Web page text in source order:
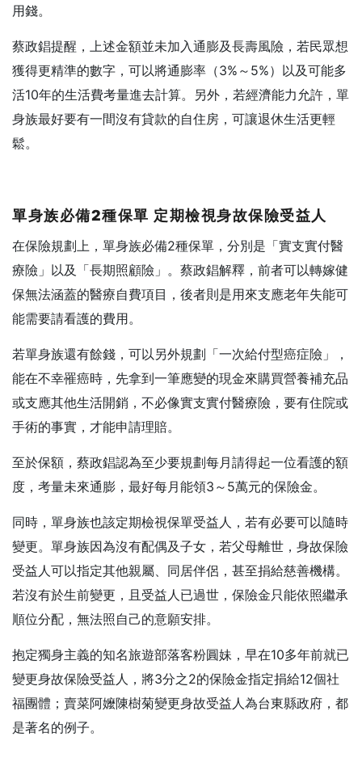
用錢。
蔡政錩提醒，上述金額並未加入通膨及長壽風險，若民眾想
獲得更精準的數字，可以將通膨率（3%～5%）以及可能多
活10年的生活費考量進去計算。另外，若經濟能力允許，單
身族最好要有一間沒有貸款的自住房，可讓退休生活更輕
鬆。
單身族必備2種保單 定期檢視身故保險受益人
在保險規劃上，單身族必備2種保單，分別是「實支實付醫
療險」以及「長期照顧險」。蔡政錩解釋，前者可以轉嫁健
保無法涵蓋的醫療自費項目，後者則是用來支應老年失能可
能需要請看護的費用。
若單身族還有餘錢，可以另外規劃「一次給付型癌症險」，
能在不幸罹癌時，先拿到一筆應變的現金來購買營養補充品
或支應其他生活開銷，不必像實支實付醫療險，要有住院或
手術的事實，才能申請理賠。
至於保額，蔡政錩認為至少要規劃每月請得起一位看護的額
度，考量未來通膨，最好每月能領3～5萬元的保險金。
同時，單身族也該定期檢視保單受益人，若有必要可以隨時
變更。單身族因為沒有配偶及子女，若父母離世，身故保險
受益人可以指定其他親屬、同居伴侶，甚至捐給慈善機構。
若沒有於生前變更，且受益人已過世，保險金只能依照繼承
順位分配，無法照自己的意願安排。
抱定獨身主義的知名旅遊部落客粉圓妹，早在10多年前就已
變更身故保險受益人，將3分之2的保險金指定捐給12個社
福團體；賣菜阿嬤陳樹菊變更身故受益人為台東縣政府，都
是著名的例子。